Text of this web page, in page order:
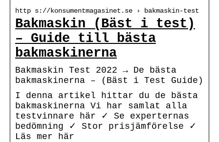
http s://konsumentmagasinet.se › bakmaskin-test
Bakmaskin (Bäst i test)
– Guide till bästa
bakmaskinerna
Bakmaskin Test 2022 → De bästa
bakmaskinerna – (Bäst i Test Guide)
I denna artikel hittar du de bästa
bakmaskinerna Vi har samlat alla
testvinnare här ✓ Se experternas
bedömning ✓ Stor prisjämförelse ✓
Läs mer här